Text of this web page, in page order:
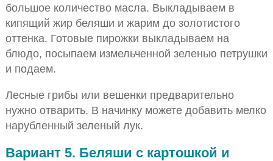
большое количество масла. Выкладываем в
кипящий жир беляши и жарим до золотистого
оттенка. Готовые пирожки выкладываем на
блюдо, посыпаем измельченной зеленью петрушки
и подаем.
Лесные грибы или вешенки предварительно
нужно отварить. В начинку можете добавить мелко
нарубленный зеленый лук.
Вариант 5. Беляши с картошкой и